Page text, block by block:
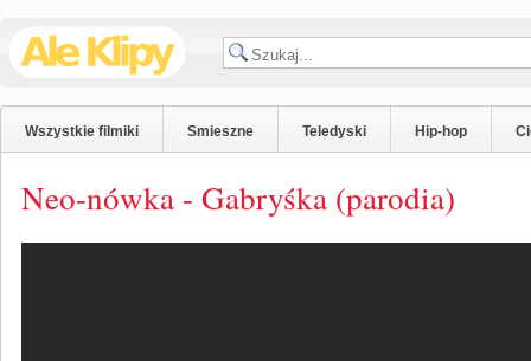
Wszystkie filmiki Smieszne Teledyski Hip-hop
Neo-nówka - Gabryśka (parodia)